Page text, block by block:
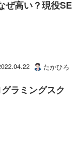
ぜ高い？現役SE
たかひろ
ラミングスク